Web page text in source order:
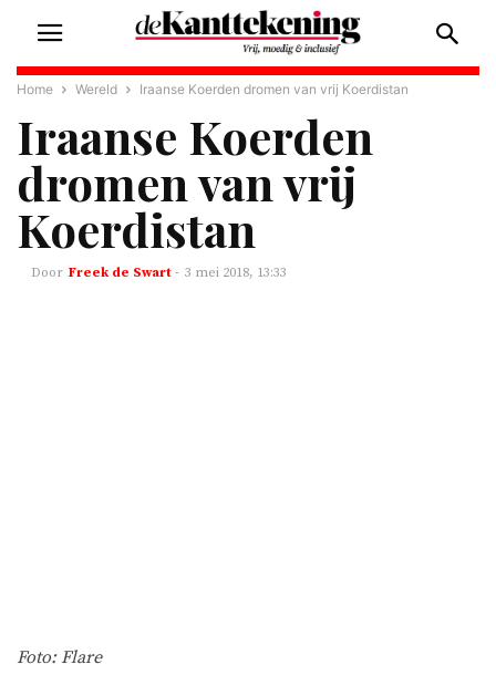
Home Wereld Iraanse Koerden dromen van vrij Koerdistan
Iraanse Koerden
dromen van vrij
Koerdistan
Freek de Swart - 3 mei 2018, 13:33
Foto: Flare